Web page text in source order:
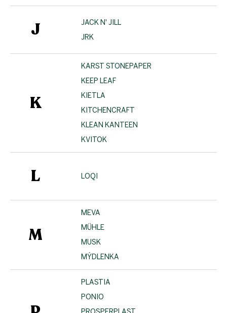
J
JACK N' JILL
JRK
K
KARST STONEPAPER
KEEP LEAF
KIETLA
KITCHENCRAFT
KLEAN KANTEEN
KVITOK
L LOQI
M
MEVA
MÜHLE
MUSK
MÝDLENKA
PLASTIA
PONIO